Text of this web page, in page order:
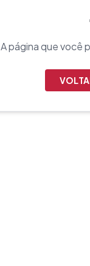
A página que você